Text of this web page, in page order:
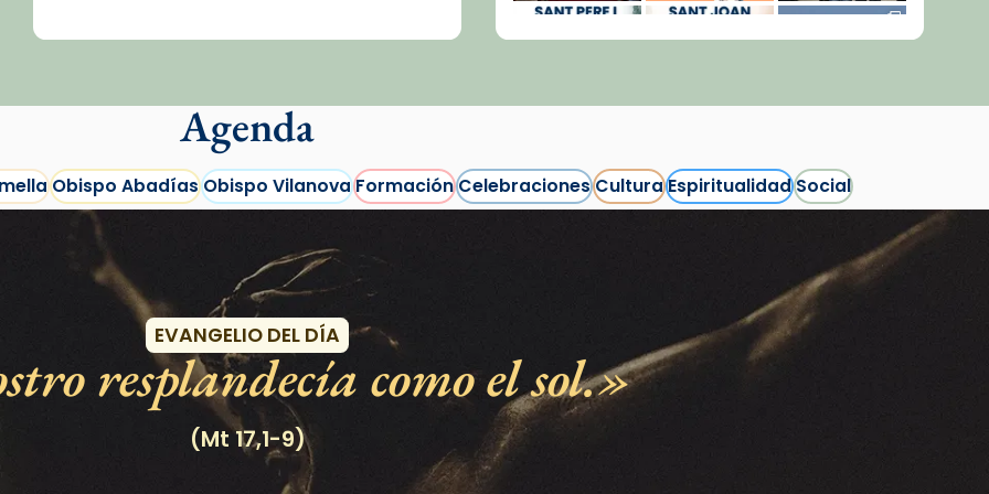
Síguenos en Instagram
Agenda
Obispo AbadíasObispo VilanovaFormaciónCelebracionesCulturaEspiritualidadSocial
Eventos
EVANGELIO DEL DÍA
resplandecía como el sol.
(Mt 17,1-9)